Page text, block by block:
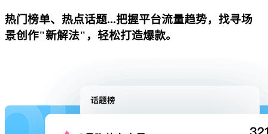
热门榜单、热点话题...把握平台流量趋势，找寻场
景创作"新解法"，轻松打造爆款。